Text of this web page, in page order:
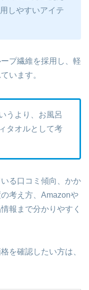
しやすいアイテ
プ繊維を採用し、軽
います。
うより、お風呂
タオルとして考
る口コミ傾向、かか
考え方、Amazonや
報まで分かりやすく
を確認したい方は、